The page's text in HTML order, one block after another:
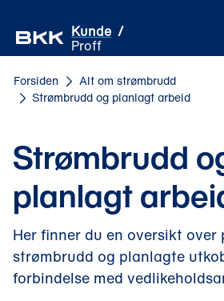
Kunde
Proff
Forsiden
Alt om strømbrudd
Strømbrudd og planlagt arbeid
Strømbrudd
planlagt
Her finner du en oversikt over
strømbrudd og planlagte
forbindelse med